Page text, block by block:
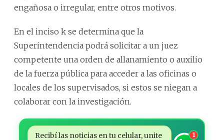
engañosa o irregular, entre otros motivos.
En el inciso k se determina que la
Superintendencia podrá solicitar a un juez
competente una orden de allanamiento o auxilio
de la fuerza pública para acceder a las oficinas o
locales de los supervisados, si estos se niegan a
colaborar con la investigación.
Recibí las noticias en tu celular, unite
1